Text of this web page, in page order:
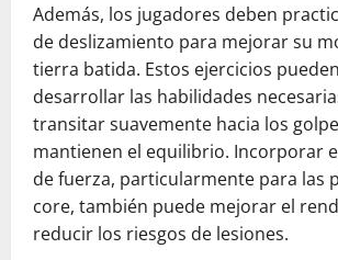
Además, los jugadores deben
de deslizamiento para mejorar su
tierra batida. Estos ejercicios
desarrollar las habilidades
transitar suavemente hacia los
mantienen el equilibrio. Incorporar
de fuerza, particularmente para las
core, también puede mejorar el
reducir los riesgos de lesiones.